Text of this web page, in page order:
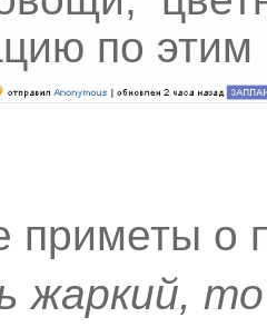
по этим
приметы о
жаркий,